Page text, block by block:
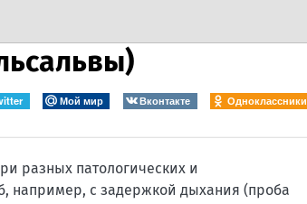
Мой мир Вконтакте Одноклассники
разных патологических и
например, с задержкой дыхания (проба